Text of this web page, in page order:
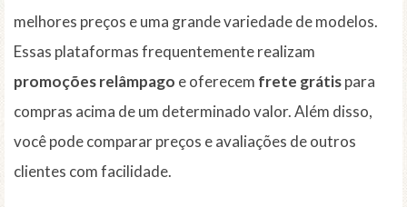
melhores preços e uma grande variedade de modelos.
Essas plataformas frequentemente realizam
promoções relâmpago e oferecem frete grátispara
compras acima de um determinado valor. Além disso,
você pode comparar preços e avaliações de outros
clientes com facilidade.